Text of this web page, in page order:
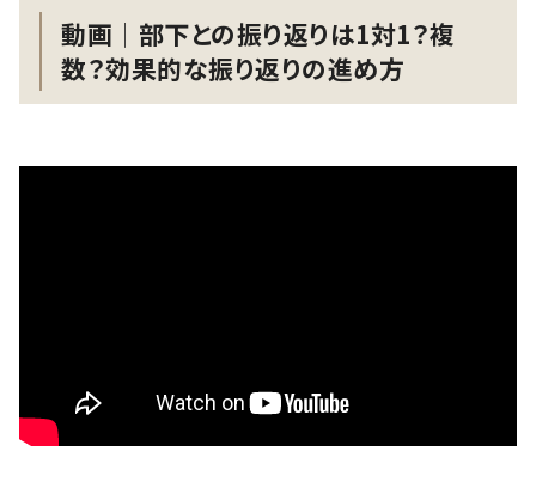
動画│部下との振り返りは1対1？複
数？効果的な振り返りの進め方